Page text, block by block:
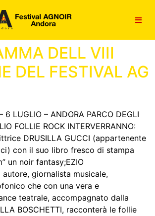
DELL VIII
DEL FESTIVAL AG
6 LUGLIO – ANDORA PARCO DEGLI
FOLLIE ROCK INTERVERRANNO:
DRUSILLA GUCCI (appartenente
con il suo libro fresco di stampa
un noir fantasy;EZIO
autore, giornalista musicale,
che con una vera e
teatrale, accompagnato dalla
BOSCHETTI, racconterà le follie